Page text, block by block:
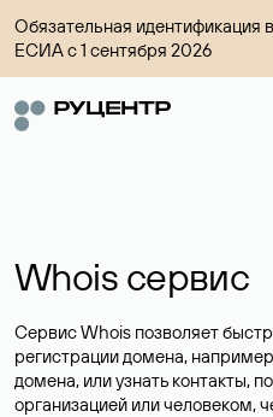
Обязательная идентификация в
ЕСИА с 1 сентября 2026
Whois сервис
Сервис Whois позволяет
регистрации домена,
домена, или узнать контакты,
организацией или человеком,